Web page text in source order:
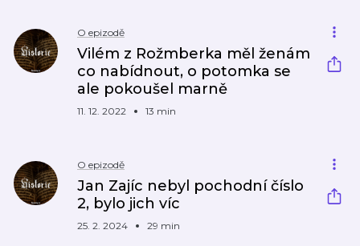
O epizodě
Vilém z Rožmberka měl ženám
co nabídnout, o potomka se
ale pokoušel marně
11. 12. 2022 13 min
O epizodě
Jan Zajíc nebyl pochodní číslo
2, bylo jich víc
25. 2. 2024 29 min